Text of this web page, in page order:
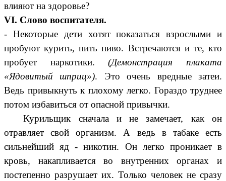
влияют на здоровье?
VI. Слово воспитателя.
- Некоторые дети хотят показаться взрослыми и
пробуют курить, пить пиво. Встречаются и те, кто
пробует наркотики.(Демонстрация плаката
«Ядовитый шприц»). Это очень вредные затеи.
Ведь привыкнуть к плохому легко. Гораздо труднее
потом избавиться от опасной привычки.
Курильщик сначала и не замечает, как он
отравляет свой организм. А ведь в табаке есть
сильнейший яд - никотин. Он легко проникает в
кровь, накапливается во внутренних органах и
постепенно разрушает их. Только человек не сразу